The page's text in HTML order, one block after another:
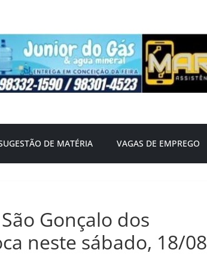
DE MATÉRIA VAGAS DE EMPREGO
Gonçalo dos
neste sábado, 18/08